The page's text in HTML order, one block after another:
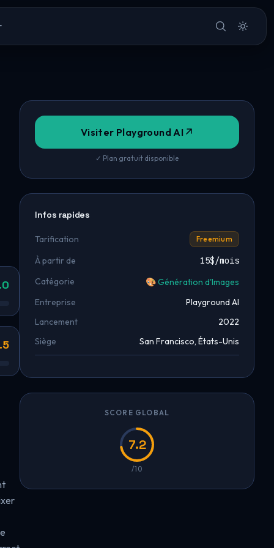
Visiter Playground AI
✓ Plan gratuit disponible
Infos rapides
Tarification Freemium
À partir de
15$/mois
Catégorie
🎨 Génération d'Images
Entreprise
Playground AI
Lancement
2022
Siège
San Francisco, États-Unis
SCORE GLOBAL
7.2
/10